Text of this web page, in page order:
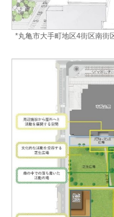
*丸亀市大手町地区4街区南街